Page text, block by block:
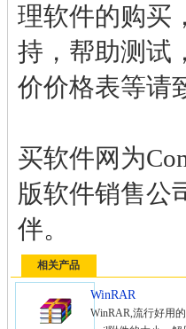
理软件的购买
持，帮助测试
价价格表等请
买软件网为
版软件销售公
伴。
相关产品
WinRAR
WinRAR,流行好用